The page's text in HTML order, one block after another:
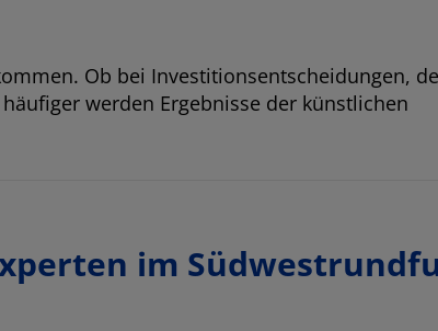
Ob bei Investitionsentscheidungen,
werden Ergebnisse der künstlichen
im